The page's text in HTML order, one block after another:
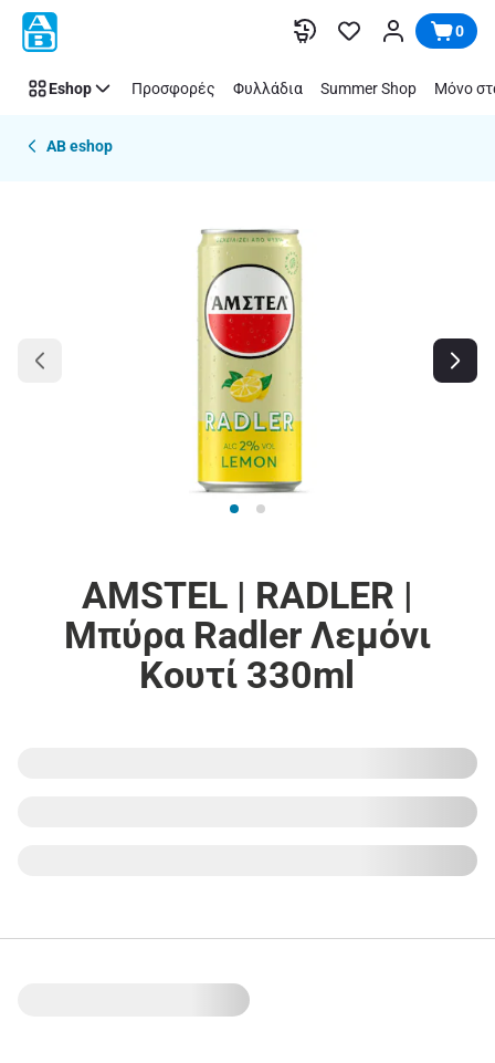
Παράλειψη 0
Eshop Προσφορές Φυλλάδια Summer Shop Μόνο
AB eshop
AMSTEL | RADLER |
Μπύρα Radler Λεμόνι
Κουτί 330ml